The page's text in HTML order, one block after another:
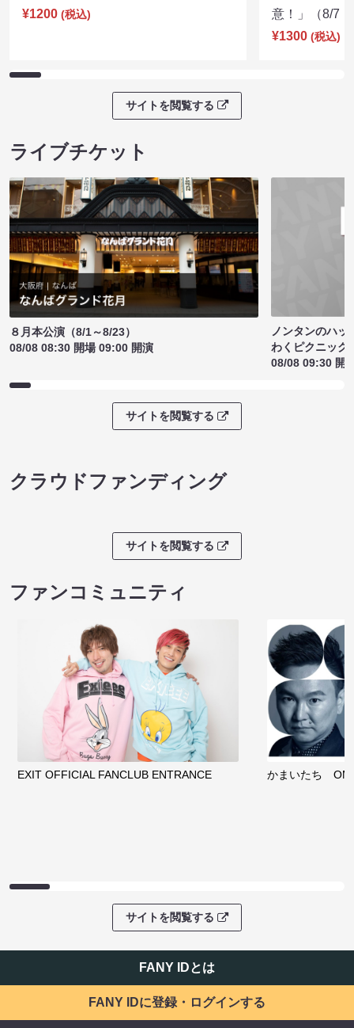
¥1200 (税込)
意！」（8/7
¥1300 (税込)
サイトを閲覧する
ライブチケット
８月本公演（8/1～8/23）
08/08 08:30 開場 09:00 開演
ノンタンのハッ
わくピクニック
08/08 09:30 開
サイトを閲覧する
クラウドファンディング
サイトを閲覧する
ファンコミュニティ
EXIT OFFICIAL FANCLUB ENTRANCE かまいたち
サイトを閲覧する
FANY IDとは
FANY IDに登録・ログインする